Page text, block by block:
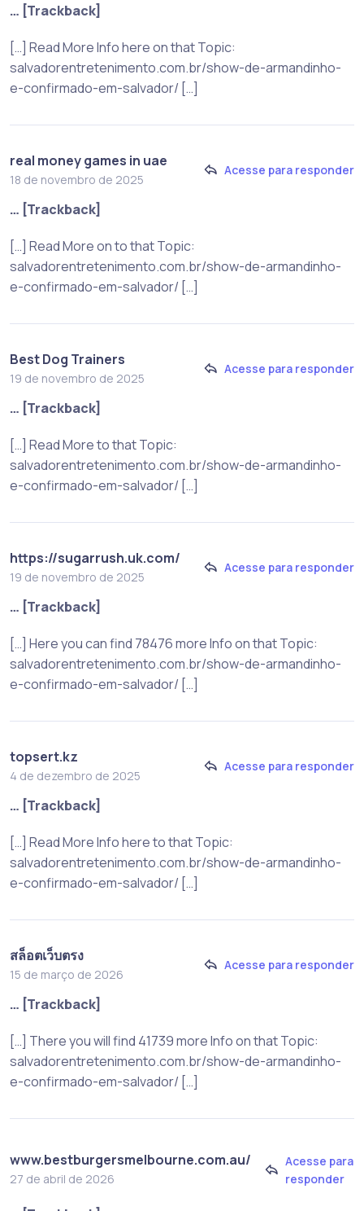
… [Trackback]
[…] Read More Info here on that Topic:
salvadorentretenimento.com.br/show-de-armandinho-
e-confirmado-em-salvador/ […]
real money games in uae
18 de novembro de 2025
Acesse para responder
… [Trackback]
[…] Read More on to that Topic:
salvadorentretenimento.com.br/show-de-armandinho-
e-confirmado-em-salvador/ […]
Best Dog Trainers
19 de novembro de 2025
Acesse para responder
… [Trackback]
[…] Read More to that Topic:
salvadorentretenimento.com.br/show-de-armandinho-
e-confirmado-em-salvador/ […]
https://sugarrush.uk.com/
19 de novembro de 2025
Acesse para responder
… [Trackback]
[…] Here you can find 78476 more Info on that Topic:
salvadorentretenimento.com.br/show-de-armandinho-
e-confirmado-em-salvador/ […]
topsert.kz
4 de dezembro de 2025
Acesse para responder
… [Trackback]
[…] Read More Info here to that Topic:
salvadorentretenimento.com.br/show-de-armandinho-
e-confirmado-em-salvador/ […]
สล็อตเว็บตรง
15 de março de 2026
Acesse para responder
… [Trackback]
[…] There you will find 41739 more Info on that Topic:
salvadorentretenimento.com.br/show-de-armandinho-
e-confirmado-em-salvador/ […]
www.bestburgersmelbourne.com.au/
27 de abril de 2026
Acesse para
responder